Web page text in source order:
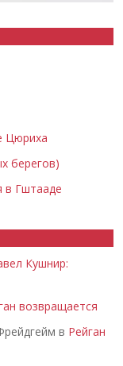
Цюриха
берегов)
в Гштааде
Кушнир:
возвращается
в Рейган